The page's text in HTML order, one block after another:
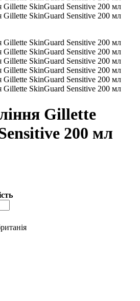
Gillette
200 мл